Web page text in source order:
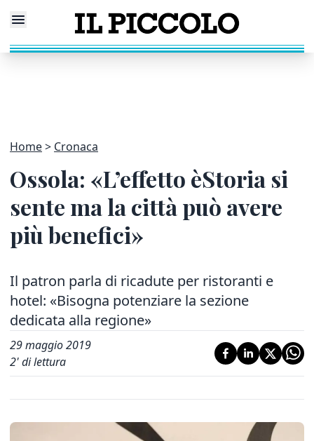
Home Cronaca
Ossola: «L’effetto èStoria si
sente ma la città può avere
più benefici»
Il patron parla di ricadute per ristoranti e
hotel: «Bisogna potenziare la sezione
dedicata alla regione»
29 maggio 2019
2' di lettura